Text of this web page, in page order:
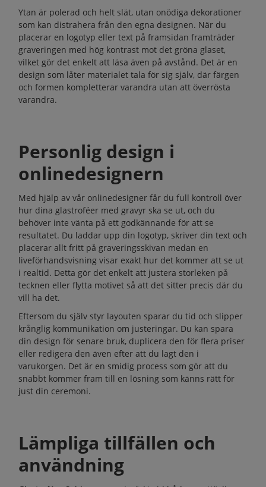
Ytan är polerad och helt slät, utan onödiga dekorationer
som kan distrahera från den egna designen. När du
placerar en logotyp eller text på framsidan framträder
graveringen med hög kontrast mot det gröna glaset,
vilket gör det enkelt att läsa även på avstånd. Det är en
design som låter materialet tala för sig själv, där färgen
och formen kompletterar varandra utan att överrösta
varandra.
Personlig design i
onlinedesignern
Med hjälp av vår onlinedesigner får du full kontroll över
hur dina glastroféer med gravyr ska se ut, och du
behöver inte vänta på ett godkännande för att se
resultatet. Du laddar upp din logotyp, skriver din text och
placerar allt fritt på graveringsskivan medan en
liveförhandsvisning visar exakt hur det kommer att se ut
i realtid. Detta gör det enkelt att justera storleken på
tecknen eller flytta motivet så att det sitter precis där du
vill ha det.
Eftersom du själv styr layouten sparar du tid och slipper
krånglig kommunikation om justeringar. Du kan spara
din design för senare bruk, duplicera den för flera priser
eller redigera den även efter att du lagt den i
varukorgen. Det är en smidig process som gör att du
snabbt kommer fram till en lösning som känns rätt för
just din ceremoni.
Lämpliga tillfällen och
användning